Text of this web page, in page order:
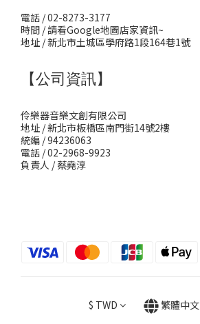
電話 / 02-8273-3177
時間 / 請看Google地圖店家資訊~
地址 / 新北市土城區學府路1段164巷1號
【公司資訊】
伶樂器音樂文創有限公司
地址 / 新北市板橋區南門街14號2樓
統編 / 94236063
電話 / 02-2968-9923
負責人 / 蔡堯淳
$ TWD 繁體中文